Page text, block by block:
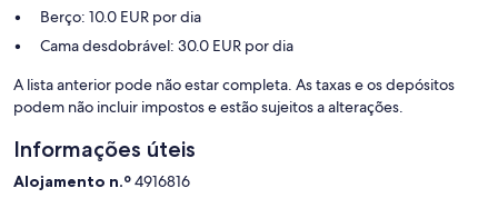
Berço: 10.0 EUR por dia
Cama desdobrável: 30.0 EUR por dia
A lista anterior pode não estar completa. As taxas e os depósitos
podem não incluir impostos e estão sujeitos a alterações.
Informações úteis
Alojamento n.º4916816